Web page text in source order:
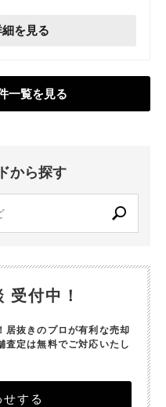
を見る
一覧を見る
から探す
受付中！
居抜きのプロが有利な売却
査定は無料でご対応いたし
する